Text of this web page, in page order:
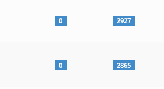
0 2927
0 2865